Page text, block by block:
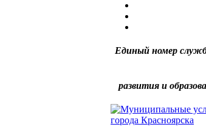
Единый номер
развития и